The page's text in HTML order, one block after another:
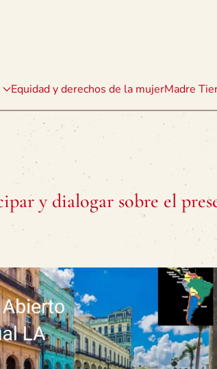
Equidad y derechos de la mujerMadre
y dialogar sobre el